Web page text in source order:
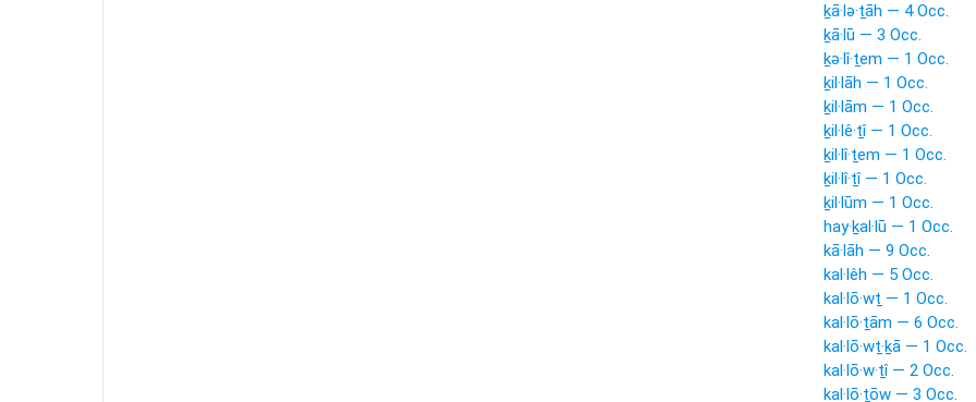
ḵā·lə·ṯāh — 4 Occ.
ḵā·lū — 3 Occ.
ḵə·lî·ṯem — 1 Occ.
ḵil·lāh — 1 Occ.
ḵil·lām — 1 Occ.
ḵil·lê·ṯî — 1 Occ.
ḵil·lî·ṯem — 1 Occ.
ḵil·lî·ṯî — 1 Occ.
ḵil·lūm — 1 Occ.
hay·ḵal·lū — 1 Occ.
kā·lāh — 9 Occ.
kal·lêh — 5 Occ.
kal·lō·wṯ — 1 Occ.
kal·lō·ṯām — 6 Occ.
kal·lō·wṯ·ḵā — 1 Occ.
kal·lō·w·ṯî — 2 Occ.
kal·lō·ṯōw — 3 Occ.